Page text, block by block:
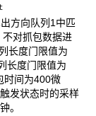
方向队列1中匹
对抓包数据进
长度门限值为
长度门限值为
时间为400微
发状态时的采样
。